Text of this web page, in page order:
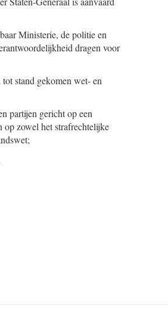
Ministerie, de politie en
dragen voor
stand gekomen wet- en
partijen gericht op een
zowel het strafrechtelijke